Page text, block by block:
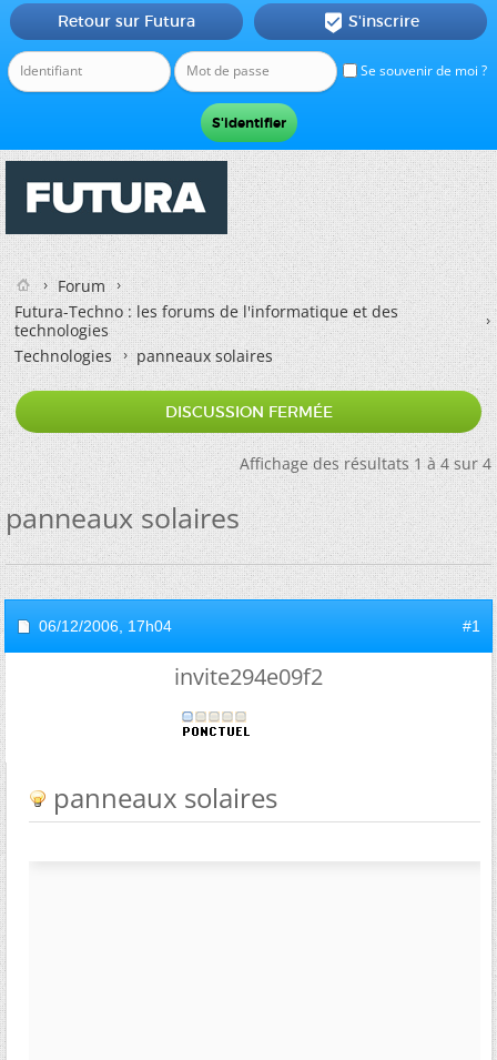
Se souvenir de moi ?
Retour sur Futura  S'inscrire
Forum
Futura-Techno : les forums de l'informatique et des
technologies
Technologies
panneaux solaires
DISCUSSION FERMÉE
Affichage des résultats 1 à 4 sur 4
panneaux solaires
06/12/2006, 17h04 #1
invite294e09f2
panneaux solaires